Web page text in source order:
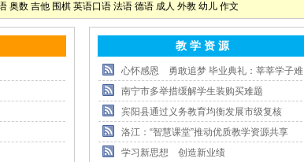
奥数 吉他 围棋 英语口语 法语 德语 成人 外教 幼儿 作文
教 学 资 源
心怀感恩 勇敢追梦 毕业典礼：莘莘学子难
南宁市多举措缓解学生装购买难题
宾阳县通过义务教育均衡发展市级复核
洛江：“智慧课堂”推动优质教学资源共享
学习新思想 创造新业绩